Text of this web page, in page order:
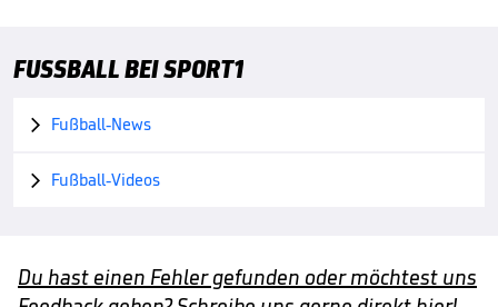
FUSSBALL BEI SPORT1
 Fußball-News
 Fußball-Videos
Du hast einen Fehler gefunden oder möchtest uns